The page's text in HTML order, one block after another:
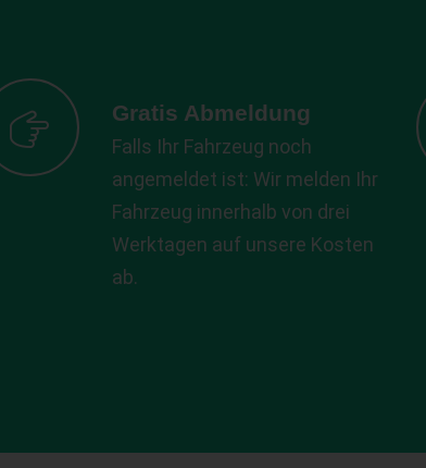
Gratis Abmeldung
Falls Ihr Fahrzeug noch
angemeldet ist: Wir melden Ihr
Fahrzeug innerhalb von drei
Werktagen auf unsere Kosten
ab.